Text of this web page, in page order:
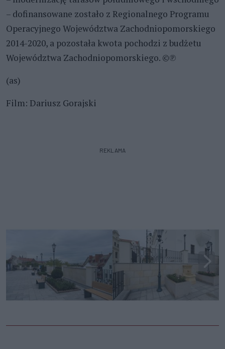
– dofinansowane zostało z Regionalnego Programu
Operacyjnego Województwa Zachodniopomorskiego
2014-2020, a pozostała kwota pochodzi z budżetu
Województwa Zachodniopomorskiego. ©℗
(as)
Film: Dariusz Gorajski
REKLAMA